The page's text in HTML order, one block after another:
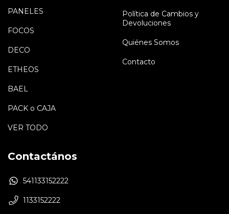
PANELES
FOCOS
DECO
ETHEOS
BAEL
PACK o CAJA
VER TODO
Política de Cambios y
Devoluciones
Quiénes Somos
Contacto
Contactános
541133152222
1133152222